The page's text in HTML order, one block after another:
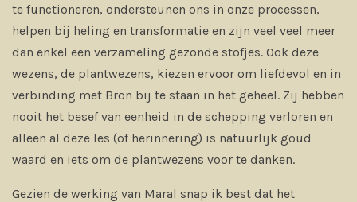
te functioneren, ondersteunen ons in onze processen,
helpen bij heling en transformatie en zijn veel veel meer
dan enkel een verzameling gezonde stofjes. Ook deze
wezens, de plantwezens, kiezen ervoor om liefdevol en in
verbinding met Bron bij te staan in het geheel. Zij hebben
nooit het besef van eenheid in de schepping verloren en
alleen al deze les (of herinnering) is natuurlijk goud
waard en iets om de plantwezens voor te danken.
Gezien de werking van Maral snap ik best dat het